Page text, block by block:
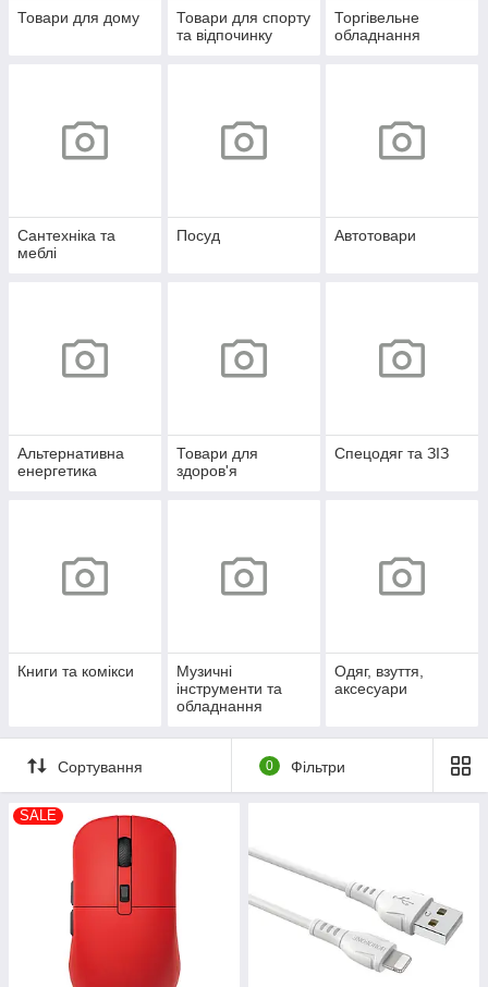
Товари для дому
Товари для спорту
та відпочинку
Торгівельне
обладнання
Сантехніка та
меблі
Посуд Автотовари
Альтернативна
енергетика
Товари для
здоров'я
Спецодяг та ЗІЗ
Книги та комікси
Музичні
інструменти та
обладнання
Одяг, взуття,
аксесуари
Сортування 0 Фільтри
SALE